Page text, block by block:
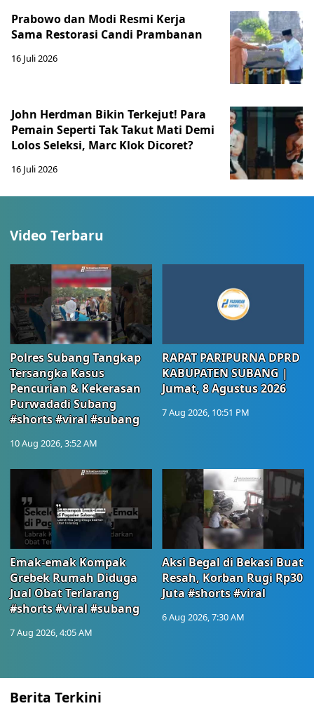
Prabowo dan Modi Resmi Kerja
Sama Restorasi Candi Prambanan
16 Juli 2026
John Herdman Bikin Terkejut! Para
Pemain Seperti Tak Takut Mati Demi
Lolos Seleksi, Marc Klok Dicoret?
16 Juli 2026
Video Terbaru
Polres Subang Tangkap
Tersangka Kasus
Pencurian & Kekerasan
Purwadadi Subang
#shorts #viral #subang
10 Aug 2026, 3:52 AM
RAPAT PARIPURNA DPRD
KABUPATEN SUBANG |
Jumat, 8 Agustus 2026
7 Aug 2026, 10:51 PM
Emak-emak Kompak
Grebek Rumah Diduga
Jual Obat Terlarang
#shorts #viral #subang
7 Aug 2026, 4:05 AM
Aksi Begal di Bekasi Buat
Resah, Korban Rugi Rp30
Juta #shorts #viral
6 Aug 2026, 7:30 AM
Berita Terkini